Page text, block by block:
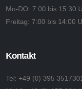
Mo-DO: 7:00 bis 15:30
Freitag: 7:00 bis 14:00
Kontakt
Tel: +49 (0) 395